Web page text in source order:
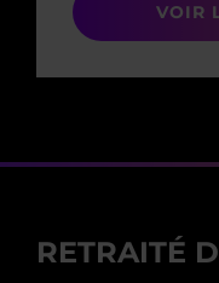
VOIR
RETRAITÉ